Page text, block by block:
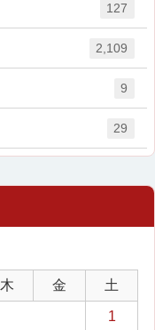
127
2,109
9
29
木 金 土
1